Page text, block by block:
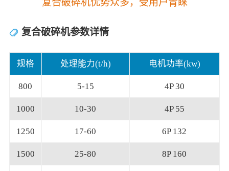
复合破碎机优势众多，受用户青睐
复合破碎机参数详情
规格 处理能力(t/h) 电机功率(kw)
800 5-15 4P 30
1000 10-30 4P 55
1250 17-60 6P 132
1500 25-80 8P 160